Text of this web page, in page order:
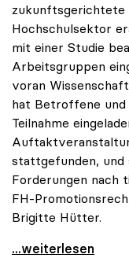
zukunftsgerichtete
Hochschulsektor
mit einer Studie
Arbeitsgruppen
voran
hat Betroffene
Teilnahme
stattgefunden, und
Forderungen nach
FH-
Brigitte Hütter.
„Deplatzierte
...weiterlesen